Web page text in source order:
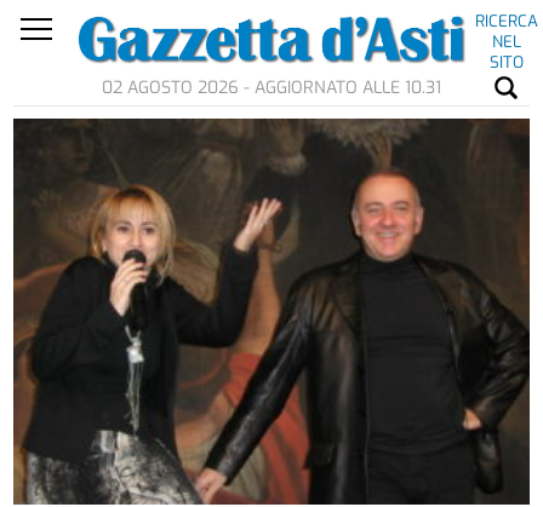
RICERCA
NEL
SITO
02 AGOSTO 2026 - AGGIORNATO ALLE 10.31